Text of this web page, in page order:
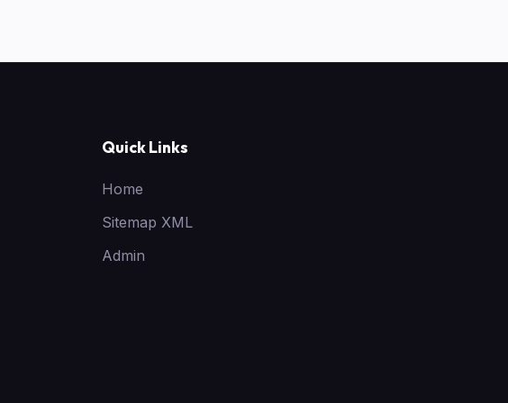
Quick Links
Home
Sitemap XML
Admin